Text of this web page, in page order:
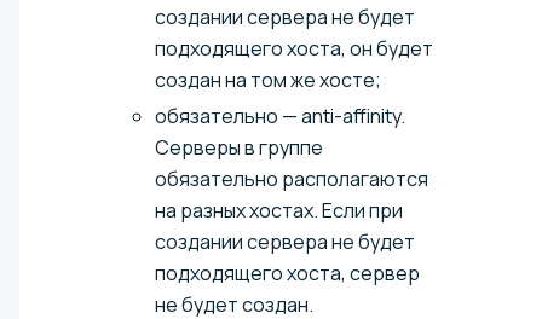
создании сервера не будет
подходящего хоста, он будет
создан на том же хосте;
обязательно — anti-affinity.
Серверы в группе
обязательно располагаются
на разных хостах. Если при
создании сервера не будет
подходящего хоста, сервер
не будет создан.